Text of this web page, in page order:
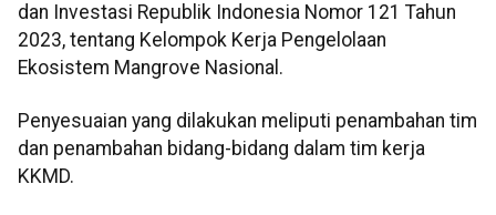
dan Investasi Republik Indonesia Nomor 121 Tahun
2023, tentang Kelompok Kerja Pengelolaan
Ekosistem Mangrove Nasional.
Penyesuaian yang dilakukan meliputi penambahan tim
dan penambahan bidang-bidang dalam tim kerja
KKMD.